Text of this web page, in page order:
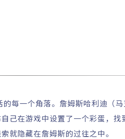
每一个角落。詹姆斯哈利迪（
在游戏中设置了一个彩蛋，找
就隐藏在詹姆斯的过往之中。